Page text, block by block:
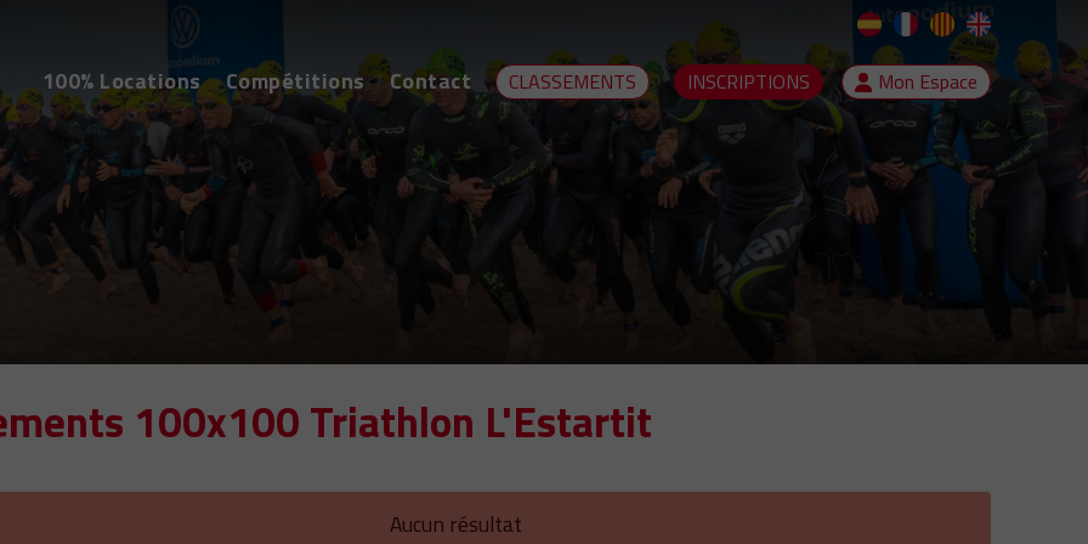
100% Locations Compétitions Contact CLASSEMENTS INSCRIPTIONS Mon Espace
100x100 Triathlon L'Estartit
Aucun résultat